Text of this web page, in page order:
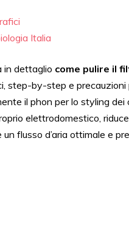
Italia
in dettaglio come pulire il
step-by-step e precauzioni
il phon per lo styling
elettrodomestico,
flusso d’aria ottimale e